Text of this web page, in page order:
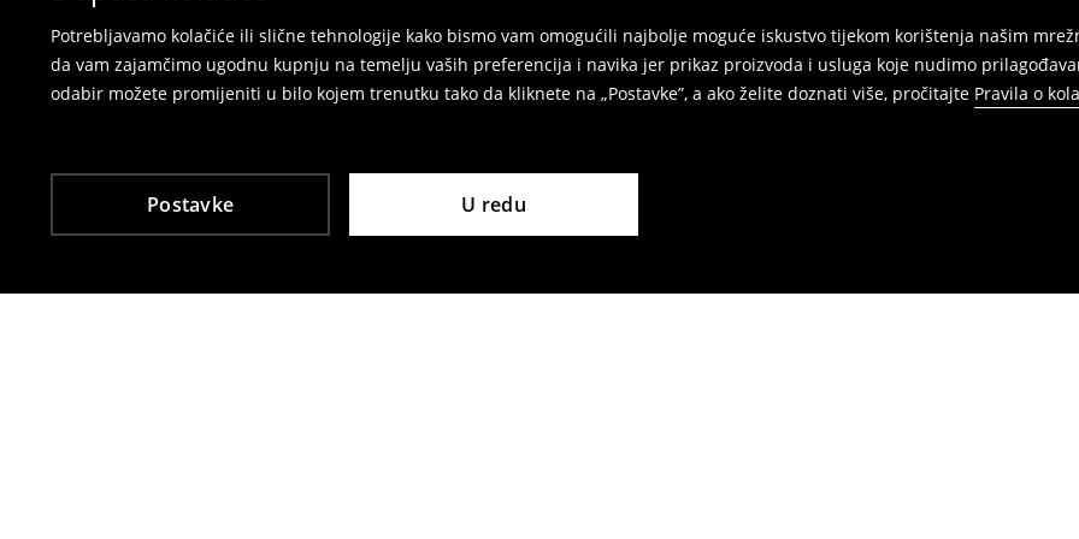
Potrebljavamo kolačiće ili slične tehnologije kako bismo vam omogućili najbolje moguće iskustvo tijekom korištenja našim
da vam zajamčimo ugodnu kupnju na temelju vaših preferencija i navika jer prikaz proizvoda i usluga koje nudimo
odabir možete promijeniti u bilo kojem trenutku tako da kliknete na „Postavke”, a ako želite doznati više, pročitajte Pravila o
Postavke U redu